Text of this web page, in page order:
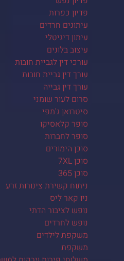
פדיון כפרות
עיתונים חרדים
עיתון דיגיטלי
עיצוב בלונים
עורכי דין לגביית חובות
עורך דין גביית חובות
עורך דין גבייה
סרום לעור שומני
סיטרואן ג'מפי
סופר קלאסיקו
סופר לחברות
סוכן הימורים
סוכן 7XL
סוכן 365
ניתוח קשירת צינורות זרע
ניו קאר ליס
נופש לציבור הדתי
נופש לחרדים
משקפת לילדים
משקפת